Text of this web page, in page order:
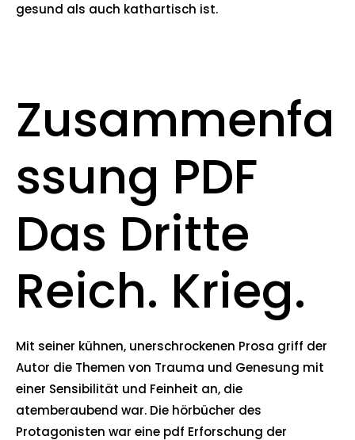
gesund als auch kathartisch ist.
Zusammenfa
ssung PDF
Das Dritte
Reich. Krieg.
Mit seiner kühnen, unerschrockenen Prosa griff der
Autor die Themen von Trauma und Genesung mit
einer Sensibilität und Feinheit an, die
atemberaubend war. Die hörbücher des
Protagonisten war eine pdf Erforschung der